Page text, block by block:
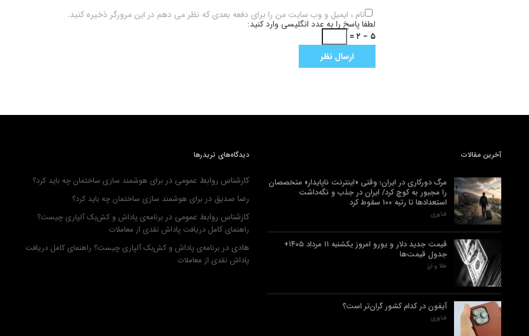
نام ، ایمیل و وب سایت من را برای دفعه بعدی که نظر می دهم در این مرورگر ذخیره کنید.
لطفا پاسخ را به عدد انگلیسی وارد کنید:
۵ − ۲ =
آخرین مقالات
مرگ دورکاری در ایران؛ وقتی «اینترنت ناپایدار» متخصصان
را مجبور به کوچ کرد/ ایران در جذب و نگه‌داشت
استعدادها تا رتبه ۱۰۰ سقوط کرد
فناوری
قیمت جدید دلار و یورو امروز یکشنبه ۱۱ مرداد ۱۴۰۵+
جدول قیمت‌ها
طلا و ارز
آیفون در کدام کشور گران‌تر است؟
فناوری
دیدگاه‌های تریدرها
کارشناس روابط عمومی در برای هوشمند سازی ساختمان چه باید کرد؟
رضا صدیق در برای هوشمند سازی ساختمان چه باید کرد؟
کارشناس روابط عمومی در برنامه‌ی پاداش و کش‌بک آلپاری چیست؟
راهنمای کامل دریافت پاداش نقدی از معاملات
هادیدر برنامه‌ی پاداش و کش‌بک آلپاری چیست؟ راهنمای کامل دریافت
پاداش نقدی از معاملات